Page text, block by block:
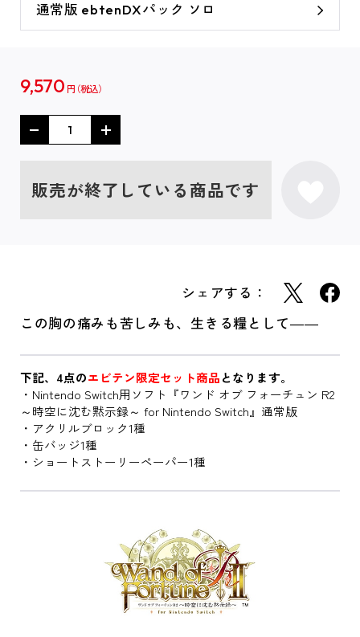
通常版 ebtenDXパック ソロ
9,570 円
販売が終了している商品です
シェアする：
この胸の痛みも苦しみも、生きる糧として――
下記、4点のエビテン限定セット商品となります。
・Nintendo Switch用ソフト『ワンド オブ フォーチュン R2
～時空に沈む黙示録～ for Nintendo Switch』通常版
・アクリルブロック1種
・缶バッジ1種
・ショートストーリーペーパー1種